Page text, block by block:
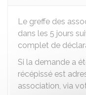
Le greffe des
dans les 5 jours
complet de
Si la demande a
récépissé est
association, via